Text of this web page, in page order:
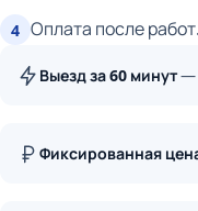
4 Оплата после
Выезд за 60 минут—
Фиксированная